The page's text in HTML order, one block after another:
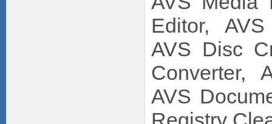
Editor,
AVS Disc
Converter,
AVS